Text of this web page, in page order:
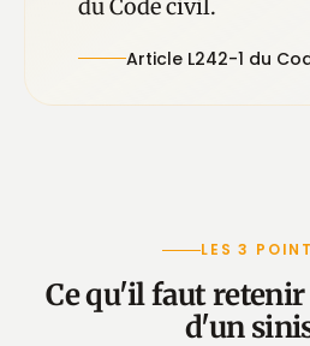
du Code civil.
Article L242-1 du
LES 3
Ce qu'il faut
d'un